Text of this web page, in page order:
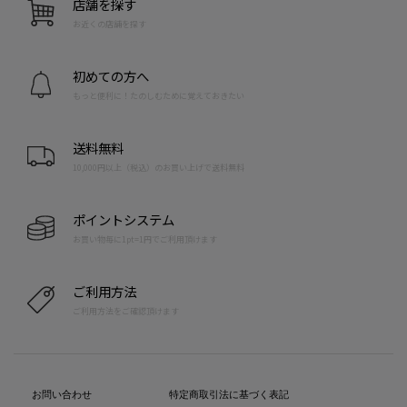
店舗を探す
お近くの店舗を探す
初めての方へ
もっと便利に！たのしむために覚えておきたい
送料無料
10,000円以上（税込）のお買い上げで送料無料
ポイントシステム
お買い物毎に1pt=1円でご利用頂けます
ご利用方法
ご利用方法をご確認頂けます
お問い合わせ 特定商取引法に基づく表記